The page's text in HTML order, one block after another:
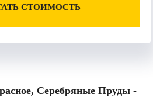
СТОИМОСТЬ
Серебряные Пруды -